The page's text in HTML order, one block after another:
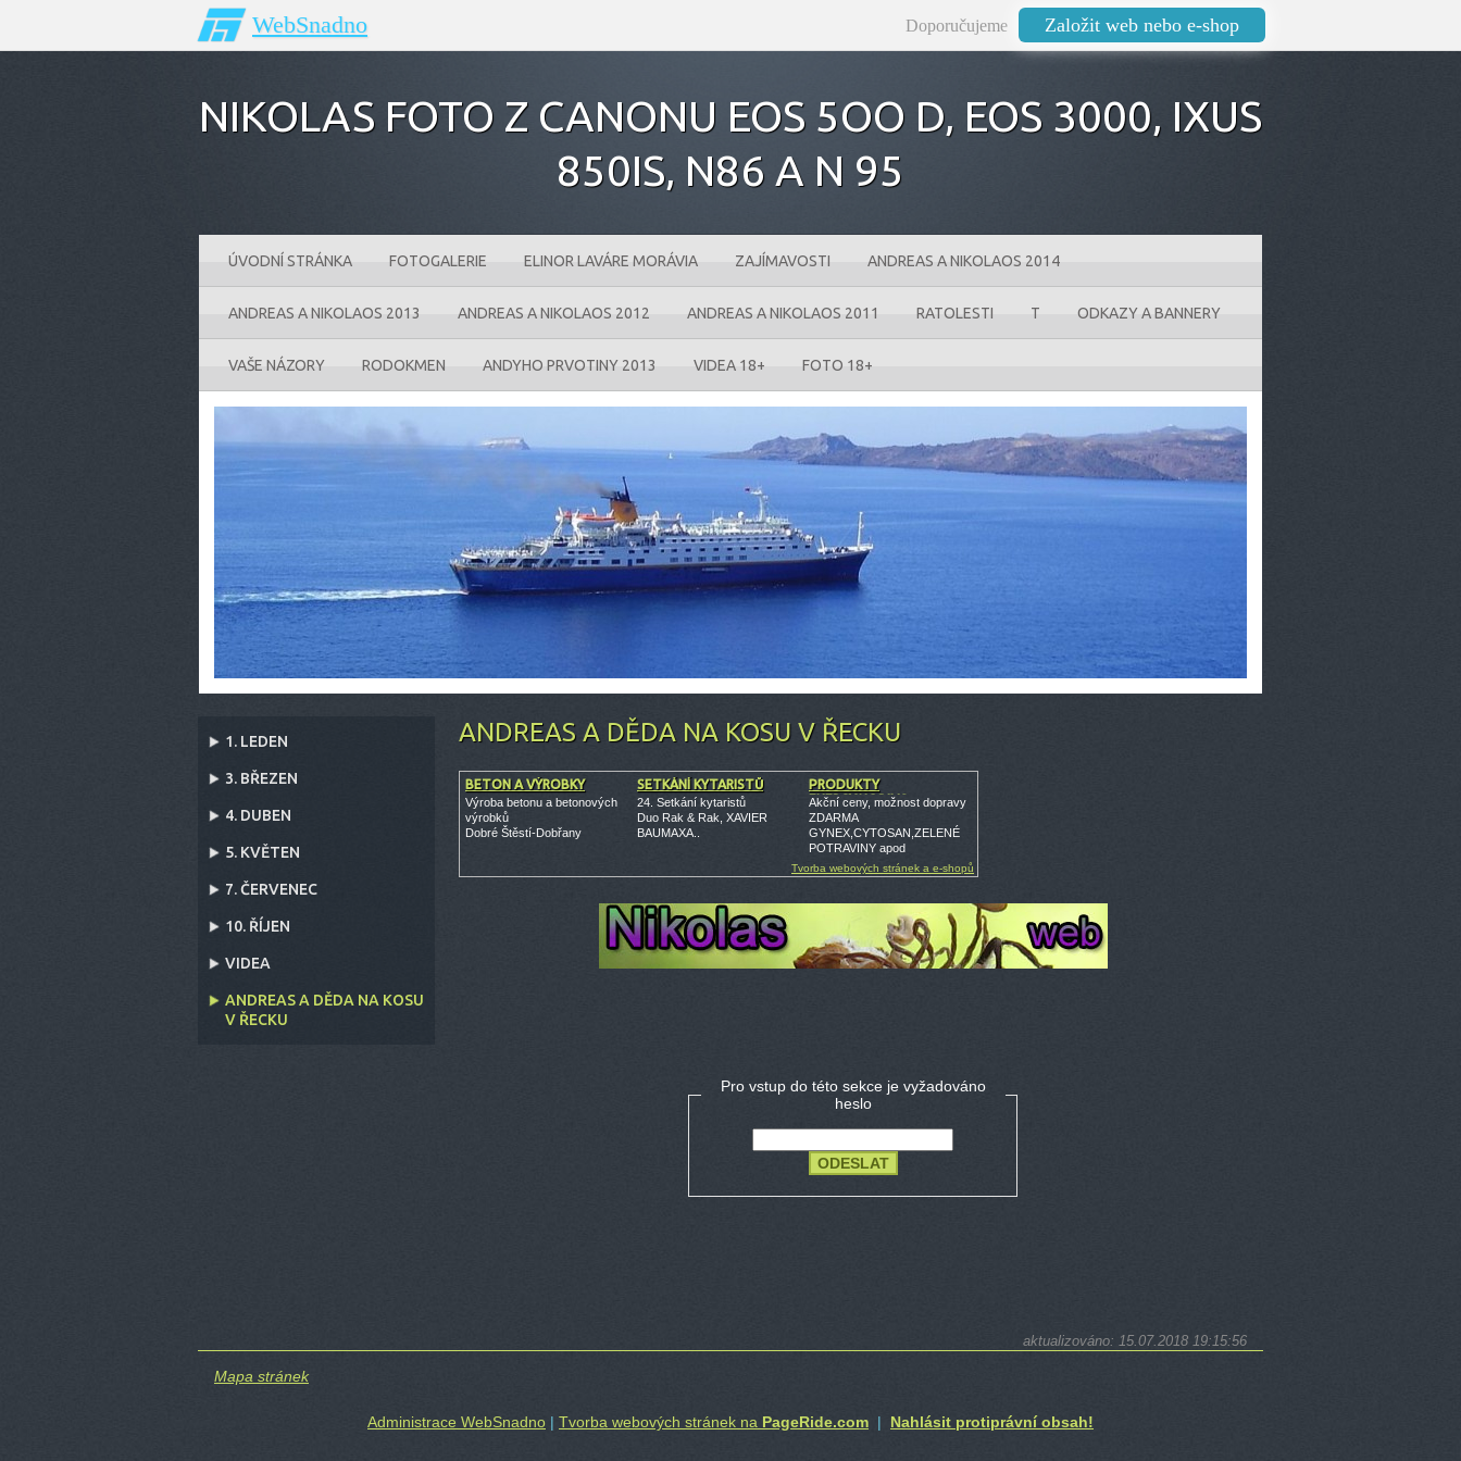
WebSnadno Doporučujeme Založit web nebo e-shop
NIKOLAS FOTO Z CANONU EOS 5OO D‚ EOS 3000‚ IXUS
850IS‚ N86 A N 95
ÚVODNÍ STRÁNKA FOTOGALERIE ELINOR LAVÁRE MORÁVIA ZAJÍMAVOSTI ANDREAS A NIKOLAOS 2014
ANDREAS A NIKOLAOS 2013 ANDREAS A NIKOLAOS 2012 ANDREAS A NIKOLAOS 2011 RATOLESTI T ODKAZY A BANNERY
VAŠE NÁZORY RODOKMEN ANDYHO PRVOTINY 2013 VIDEA 18+ FOTO 18+
ANDREAS A DĚDA NA KOSU V ŘECKU
BETON A VÝROBKY
Výroba betonu a betonových
výrobků
Dobré Štěstí-Dobřany
SETKÁNÍ KYTARISTŮ
24. Setkání kytaristů
Duo Rak & Rak, XAVIER
BAUMAXA..
PRODUKTY
ENERGY,NOBILIS
Akční ceny, možnost dopravy
ZDARMA
GYNEX,CYTOSAN,ZELENÉ
POTRAVINY apod
Tvorba webových stránek a e-shopů
Pro vstup do této sekce je vyžadováno
heslo
1. LEDEN
3. BŘEZEN
4. DUBEN
5. KVĚTEN
7. ČERVENEC
10. ŘÍJEN
VIDEA
ANDREAS A DĚDA NA KOSU
V ŘECKU
aktualizováno: 15.07.2018 19:15:56
Mapa stránek
Administrace WebSnadno | Tvorba webových stránek na PageRide.com | Nahlásit protiprávní obsah!